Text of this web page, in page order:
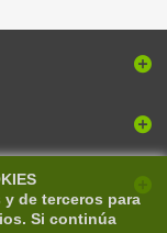
de terceros para
Si continúa